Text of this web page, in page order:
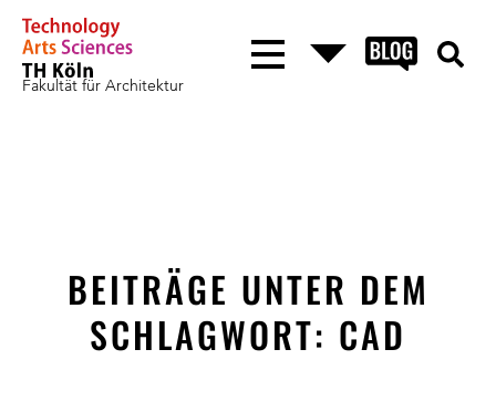
Fakultät für Architektur
BEITRÄGE UNTER DEM
SCHLAGWORT: CAD